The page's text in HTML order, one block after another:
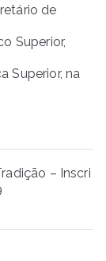
de
Superior,
Superior, na
– Inscri